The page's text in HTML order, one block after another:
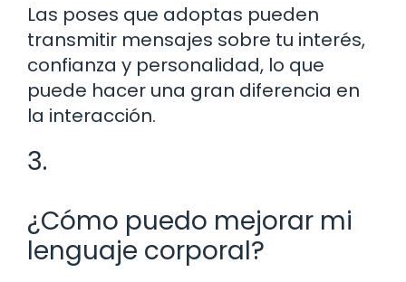
Las poses que adoptas pueden
transmitir mensajes sobre tu interés,
confianza y personalidad, lo que
puede hacer una gran diferencia en
la interacción.
3.
¿Cómo puedo mejorar mi
lenguaje corporal?